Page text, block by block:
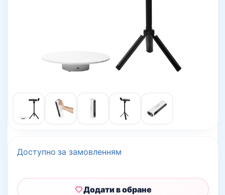
Доступно за замовленням
Додати в обране